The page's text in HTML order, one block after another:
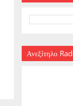
Ανεξίτηλο